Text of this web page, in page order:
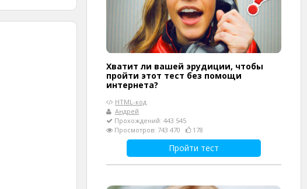
Хватит ли вашей эрудиции, чтобы
пройти этот тест без помощи
интернета?
HTML-код
Андрей
Прохождений: 443 545
Просмотров: 743 470
178
Пройти тест